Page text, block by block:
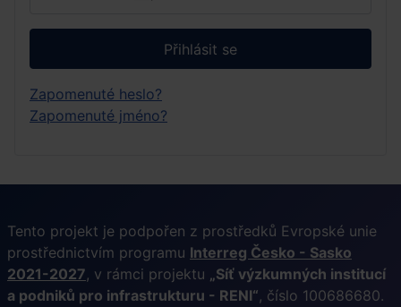
Přihlásit se
Zapomenuté heslo?
Zapomenuté jméno?
Tento projekt je podpořen z prostředků Evropské unie
prostřednictvím programu Interreg Česko - Sasko
2021-2027, v rámci projektu „Síť výzkumných institucí
a podniků pro infrastrukturu - RENI“, číslo 100686680.